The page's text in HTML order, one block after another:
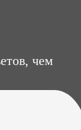
чем